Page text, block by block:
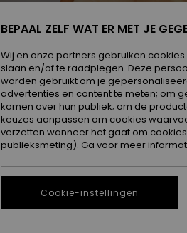
BEPAAL ZELF WAT ER MET JE
Wij en onze partners gebruiken
slaan en/of te raadplegen. Deze
worden gebruikt om je
advertenties en content te meten; om
komen over hun publiek; om de
keuzes aanpassen om cookies
verzetten wanneer het gaat om
publieksmeting). Ga voor meer
Cookie-instellingen